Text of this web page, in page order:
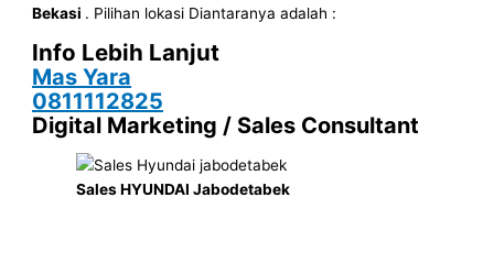
Bekasi . Pilihan lokasi Diantaranya adalah :
Info Lebih Lanjut
Mas Yara
0811112825
Digital Marketing / Sales Consultant
Sales HYUNDAI Jabodetabek